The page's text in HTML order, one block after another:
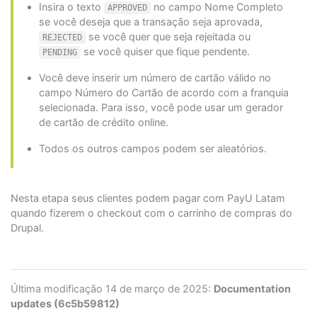
Insira o texto APPROVED
no campo Nome Completo
se você deseja que a transação seja aprovada,
REJECTED se você quer que seja rejeitada ou
PENDING se você quiser que fique pendente.
Você deve inserir um número de cartão válido no
campo Número do Cartão de acordo com a franquia
selecionada. Para isso, você pode usar um gerador
de cartão de crédito online.
Todos os outros campos podem ser aleatórios.
Nesta etapa seus clientes podem pagar com PayU Latam
quando fizerem o checkout com o carrinho de compras do
Drupal.
Última modificação 14 de março de 2025: Documentation
updates (6c5b59812)